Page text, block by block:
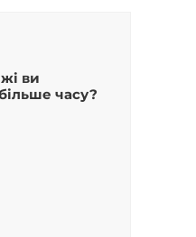
ви
часу?